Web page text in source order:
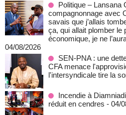
Politique – Lansana
compagnonnage avec
savais que j’allais
ça, qui allait plomber le
économique, je ne
04/08/2026
SEN-PNA : une
CFA menace
l'intersyndicale tire la
Incendie à
réduit en cendres - 04/